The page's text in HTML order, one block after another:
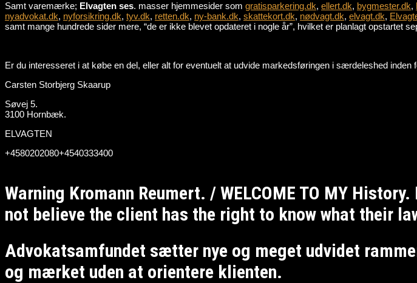
Samt varemærke; Elvagten ses. masser hjemmesider som gratisparkering.dk, ellert.dk, bygmester.dk,
nyadvokat.dk, nyforsikring.dk, tyv.dk, retten.dk, ny-bank.dk, skattekort.dk, nødvagt.dk, elvagt.dk,
samt mange hundrede sider mere, “de er ikke blevet opdateret i nogle år”, hvilket er planlagt opstartet
Er du interesseret i at købe en del, eller alt for eventuelt at udvide markedsføringen i særdeleshed inden
Carsten Storbjerg Skaarup
Søvej 5.
3100 Hornbæk.
ELVAGTEN
+4580202080+4540333400
Warning Kromann Reumert. / WELCOME TO MY
not believe the client has the right to know what their
Advokatsamfundet sætter nye og meget udvidet
og mærket uden at orientere klienten.